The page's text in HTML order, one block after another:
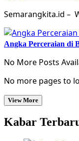
Semarangkita.id –
Angka Perceraian di
No More Posts
No more pages to
View More
Kabar